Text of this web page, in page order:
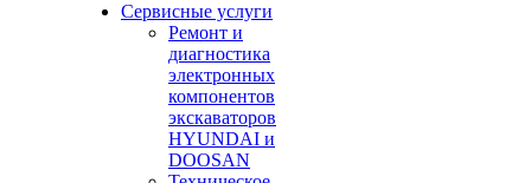
Сервисные услуги
Ремонт и
диагностика
электронных
компонентов
экскаваторов
HYUNDAI и
DOOSAN